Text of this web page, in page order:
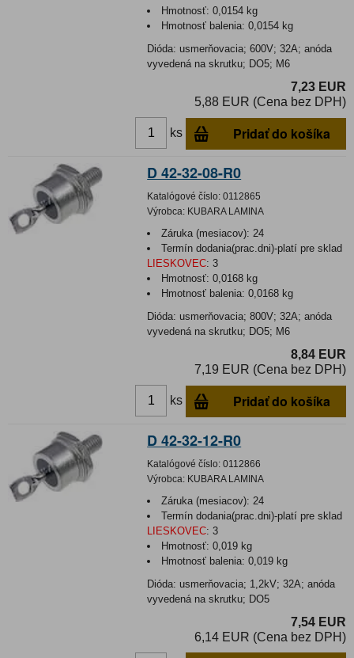
Hmotnosť:0,0154 kg
Hmotnosť balenia:0,0154 kg
Dióda: usmerňovacia; 600V; 32A; anóda
vyvedená na skrutku; DO5; M6
7,23 EUR
5,88 EUR (Cena bez DPH)
ks Pridať do košíka
D 42-32-08-R0
Katalógové číslo: 0112865
Výrobca: KUBARA LAMINA
Záruka (mesiacov): 24
Termín dodania(prac.dni)-platí pre sklad
LIESKOVEC: 3
Hmotnosť:0,0168 kg
Hmotnosť balenia:0,0168 kg
Dióda: usmerňovacia; 800V; 32A; anóda
vyvedená na skrutku; DO5; M6
8,84 EUR
7,19 EUR (Cena bez DPH)
ks Pridať do košíka
D 42-32-12-R0
Katalógové číslo: 0112866
Výrobca: KUBARA LAMINA
Záruka (mesiacov): 24
Termín dodania(prac.dni)-platí pre sklad
LIESKOVEC: 3
Hmotnosť:0,019 kg
Hmotnosť balenia:0,019 kg
Dióda: usmerňovacia; 1,2kV; 32A; anóda
vyvedená na skrutku; DO5
7,54 EUR
6,14 EUR (Cena bez DPH)